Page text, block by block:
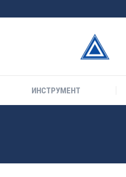
ИНСТРУМЕНТ